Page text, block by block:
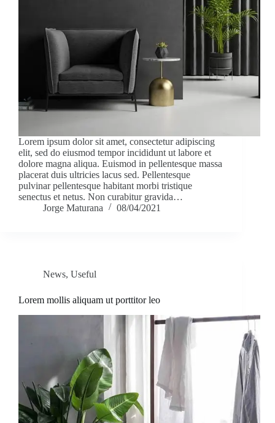
Lorem ipsum dolor sit amet, consectetur adipiscing
elit, sed do eiusmod tempor incididunt ut labore et
dolore magna aliqua. Euismod in pellentesque massa
placerat duis ultricies lacus sed. Pellentesque
pulvinar pellentesque habitant morbi tristique
senectus et netus. Non curabitur gravida…
Jorge Maturana
08/04/2021
News, Useful
Lorem mollis aliquam ut porttitor leo